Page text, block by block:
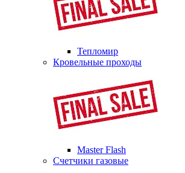
Тепломир
Кровельные проходы
Master Flash
Счетчики газовые